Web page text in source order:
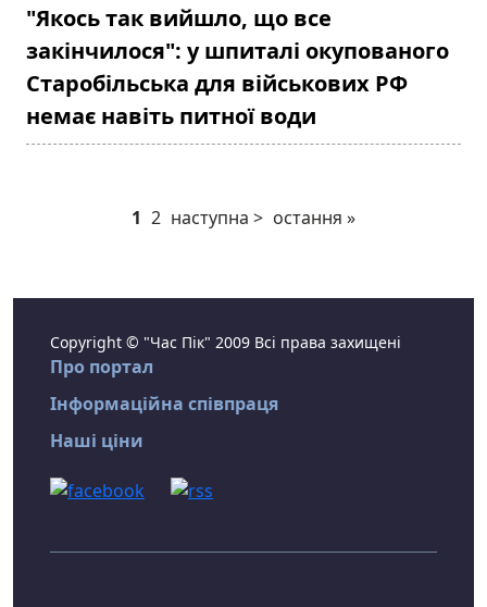
"Якось так вийшло, що все
закінчилося": у шпиталі окупованого
Старобільська для військових РФ
немає навіть питної води
1 2 наступна > остання »
Copyright © "Час Пік" 2009 Всі права захищені
Про портал
Інформаційна співпраця
Наші ціни